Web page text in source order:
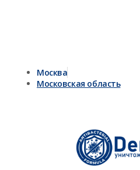
Москва
Московская область